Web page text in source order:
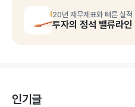
20년 재무제표와 빠른 실적
투자의 정석 밸류라인
인기글